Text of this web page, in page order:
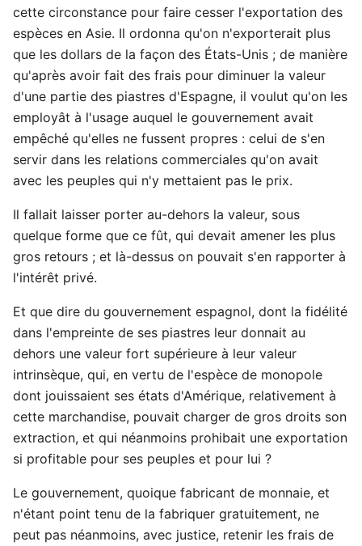
cette circonstance pour faire cesser l'exportation des
espèces en Asie. Il ordonna qu'on n'exporterait plus
que les dollars de la façon des États-Unis ; de manière
qu'après avoir fait des frais pour diminuer la valeur
d'une partie des piastres d'Espagne, il voulut qu'on les
employât à l'usage auquel le gouvernement avait
empêché qu'elles ne fussent propres : celui de s'en
servir dans les relations commerciales qu'on avait
avec les peuples qui n'y mettaient pas le prix.
Il fallait laisser porter au-dehors la valeur, sous
quelque forme que ce fût, qui devait amener les plus
gros retours ; et là-dessus on pouvait s'en rapporter à
l'intérêt privé.
Et que dire du gouvernement espagnol, dont la fidélité
dans l'empreinte de ses piastres leur donnait au
dehors une valeur fort supérieure à leur valeur
intrinsèque, qui, en vertu de l'espèce de monopole
dont jouissaient ses états d'Amérique, relativement à
cette marchandise, pouvait charger de gros droits son
extraction, et qui néanmoins prohibait une exportation
si profitable pour ses peuples et pour lui ?
Le gouvernement, quoique fabricant de monnaie, et
n'étant point tenu de la fabriquer gratuitement, ne
peut pas néanmoins, avec justice, retenir les frais de